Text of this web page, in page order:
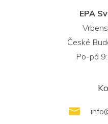
EPA
České
Po-pá
info